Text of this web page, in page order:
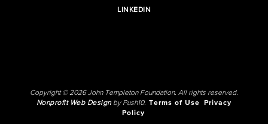
LINKEDIN
Copyright © 2026 John Templeton Foundation. All rights reserved.
Nonprofit Web Designby Push10. Terms of Use
Privacy
Policy